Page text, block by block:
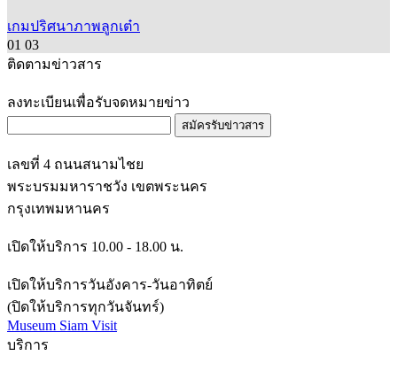
เกมปริศนาภาพลูกเต๋า
01 03
ติดตามข่าวสาร
ลงทะเบียนเพื่อรับจดหมายข่าว
สมัครรับข่าวสาร
เลขที่ 4 ถนนสนามไชย
พระบรมมหาราชวัง เขตพระนคร
กรุงเทพมหานคร
เปิดให้บริการ 10.00 - 18.00 น.
เปิดให้บริการวันอังคาร-วันอาทิตย์
(ปิดให้บริการทุกวันจันทร์)
Museum Siam Visit
บริการ